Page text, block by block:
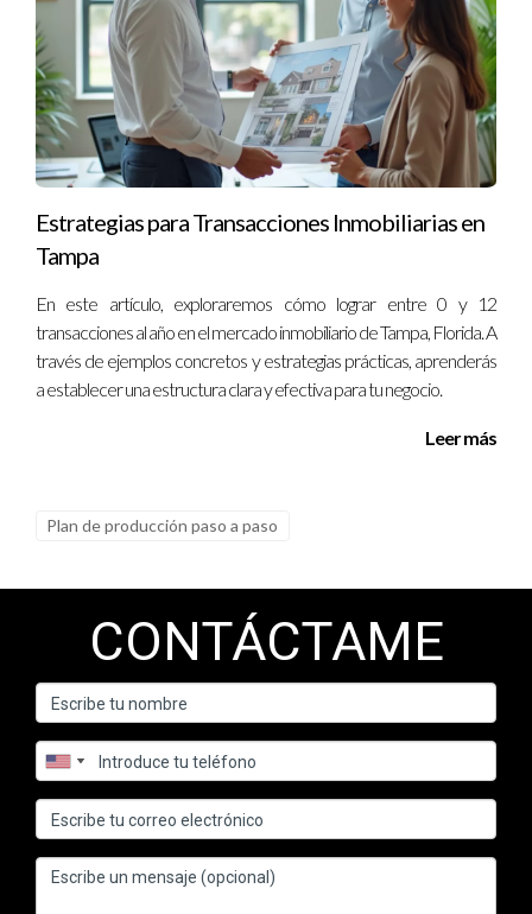
estoy aquí para ayudarte. Soy Ignacio Valenzuela, un experto
en desarrollo personal y estratégico. No dudes en
contactarme para recibir asesoría personalizada al
+13057764866.
Estrategias para Transacciones Inmobiliarias en
Tampa
En este artículo, exploraremos cómo lograr entre 0 y 12
transacciones al año en el mercado inmobiliario de Tampa, Florida. A
través de ejemplos concretos y estrategias prácticas, aprenderás
a establecer una estructura clara y efectiva para tu negocio.
Leer más
Plan de producción paso a paso
CONTÁCTAME